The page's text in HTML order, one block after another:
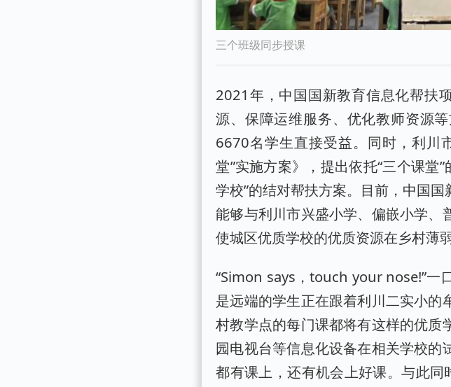
三个班级同步授课
2021年，中国国新教育信息化帮扶
源、保障运维服务、优化教师资源
6670名学生直接受益。同时，利川
堂”实施方案》，提出依托“三个课堂
学校”的结对帮扶方案。目前，中国
能够与利川市兴盛小学、偏嵌小学、
使城区优质学校的优质资源在乡村薄
“Simon says，touch your nose!”一
是远端的学生正在跟着利川二实小
村教学点的每门课都将有这样的优质
园电视台等信息化设备在相关学校
都有课上，还有机会上好课。与此同